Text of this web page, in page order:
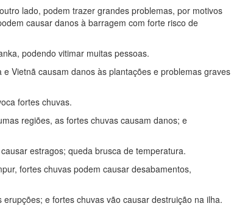
lado, podem trazer grandes problemas, por motivos
causar danos à barragem com forte risco de
podendo vitimar muitas pessoas.
Vietnã causam danos às plantações e problemas graves
fortes chuvas.
regiões, as fortes chuvas causam danos; e
estragos; queda brusca de temperatura.
fortes chuvas podem causar desabamentos,
e fortes chuvas vão causar destruição na ilha.